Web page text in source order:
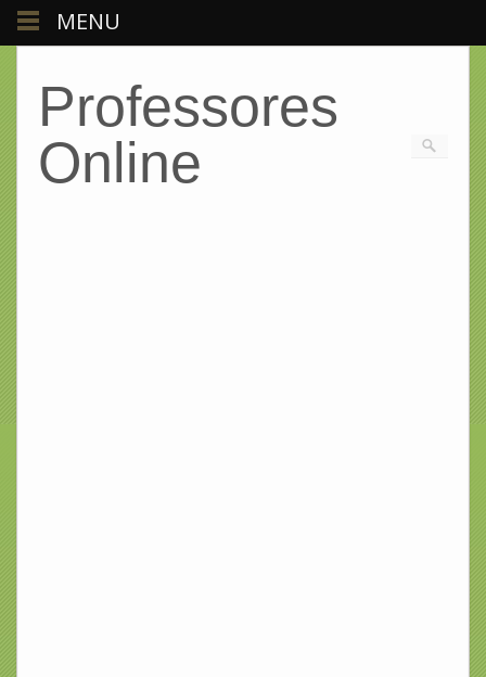
Professores
Online
MENU